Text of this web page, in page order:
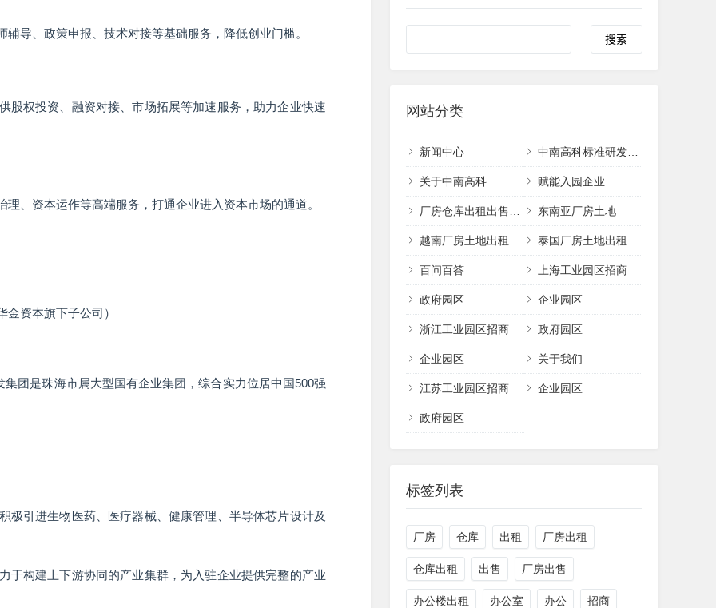
导、政策申报、技术对接等基础服务，降低创业门槛。
股权投资、融资对接、市场拓展等加速服务，助力企业快速
、资本运作等高端服务，打通企业进入资本市场的通道。
资本旗下子公司）
团是珠海市属大型国有企业集团，综合实力位居中国500强
极引进生物医药、医疗器械、健康管理、半导体芯片设计及
于构建上下游协同的产业集群，为入驻企业提供完整的产业
网站分类
新闻中心 中南高科标准研发办公厂房出售
关于中南高科 赋能入园企业
厂房仓库出租出售招商 东南亚厂房土地
越南厂房土地出租出售 泰国厂房土地出租出售
百问百答 上海工业园区招商
政府园区 企业园区
浙江工业园区招商 政府园区
企业园区 关于我们
江苏工业园区招商 企业园区
政府园区
标签列表
厂房 仓库 出租 厂房出租
仓库出租 出售 厂房出售
办公楼出租 办公室 办公 招商